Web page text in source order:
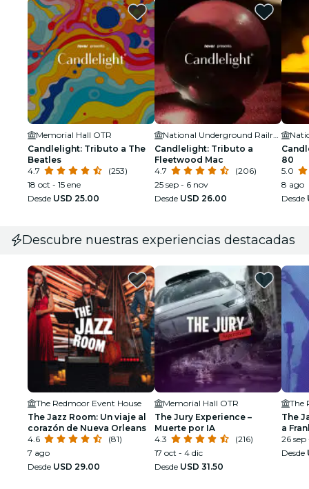
Memorial Hall OTR
Candlelight: Tributo a The
Beatles
4.7
(253)
18 oct - 15 ene
Desde USD 25.00
Candlelight: Tributo a
Fleetwood Mac
4.7
(206)
25 sep - 6 nov
Desde USD 26.00
80
5.0
8 ago
Desde
Descubre nuestras experiencias destacadas
The Redmoor Event House
The Jazz Room: Un viaje al
corazón de Nueva Orleans
4.6
(81)
7 ago
Desde USD 29.00
Memorial Hall OTR
The Jury Experience –
Muerte por IA
4.3
(216)
17 oct - 4 dic
Desde USD 31.50
The
The
a
26 sep
Desde